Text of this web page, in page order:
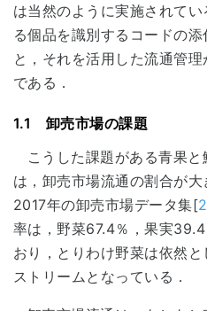
は当然のように実施されて
る個品を識別するコードの添
と，それを活用した流通管
である．
1.1 卸売市場の課題
こうした課題がある青果
は，卸売市場流通の割合が大
2017年の卸売市場データ集[2
率は，野菜67.4％，果実
おり，とりわけ野菜は依然
ストリームとなっている．